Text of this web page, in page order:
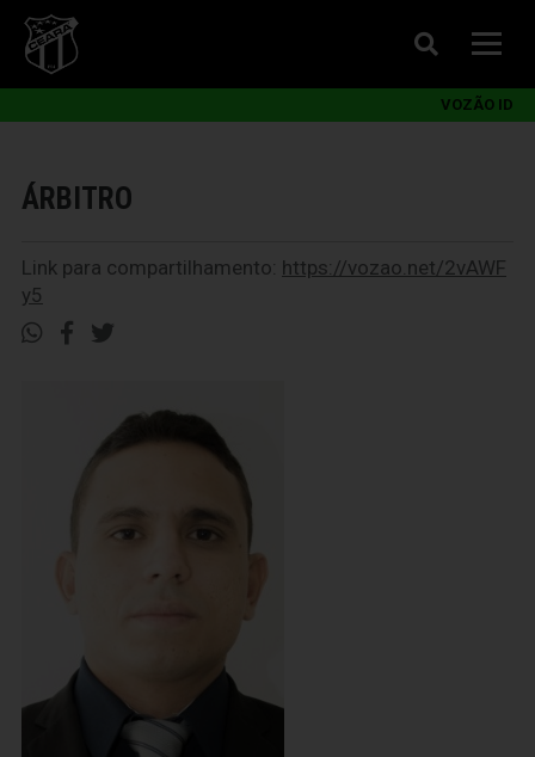
VOZÃO ID
ÁRBITRO
Link para compartilhamento: https://vozao.net/2vAWF
y5